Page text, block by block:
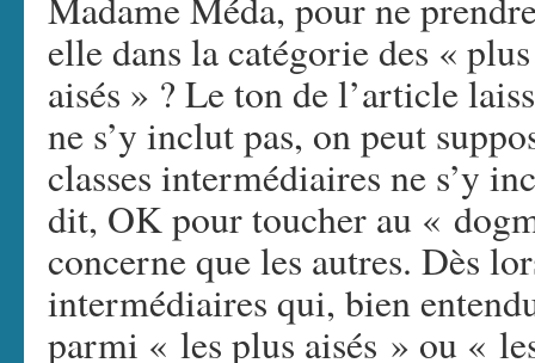
elle dans la catégorie des «
aisés » ? Le ton de l’article
ne s’y inclut pas, on peut
classes intermédiaires ne s’y
dit, OK pour toucher au «
concerne que les autres. Dès
intermédiaires qui, bien
parmi « les plus aisés » ou «